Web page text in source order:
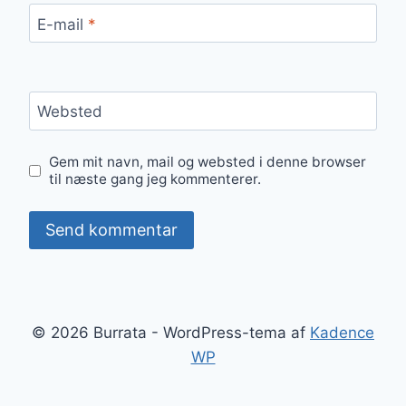
E-mail *
Websted
Gem mit navn, mail og websted i denne browser
til næste gang jeg kommenterer.
© 2026 Burrata - WordPress-tema af Kadence
WP